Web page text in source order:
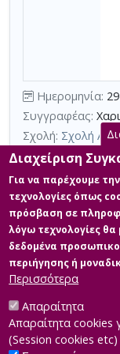
τη
χρήση
επιπλέον
κριτηρίων
αναζήτησης
Ημερομηνία:
Συγγραφέας:
Σχολή: Σχολή
Τμήμα:
Περίληψη (Abstract):
αντιλήψεις των
αναφορικά με τη
η σχολική
μέσα από τον λόγο
θεωρητική
πρίσμα των
ερμηνευτικών
Διαχείριση
Για να παρέχουμε
τεχνολογίες όπως
πρόσβαση σε
λόγω τεχνολογίες
δεδομένα
περιήγησης ή
Περισσότερα
Απαραίτητα
Απαραίτητα cookies
(Session cookies etc)